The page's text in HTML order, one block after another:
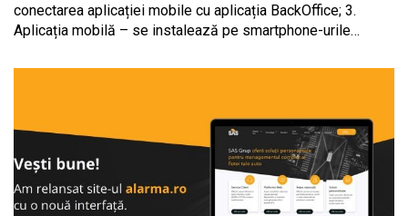
conectarea aplicației mobile cu aplicația BackOffice; 3.
Aplicația mobilă – se instalează pe smartphone-urile…